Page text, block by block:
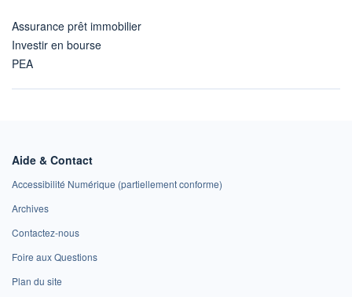
Assurance prêt immobilier
Investir en bourse
PEA
Aide & Contact
Accessibilité Numérique (partiellement conforme)
Archives
Contactez-nous
Foire aux Questions
Plan du site